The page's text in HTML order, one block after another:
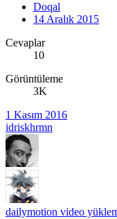
Doqal
14 Aralık 2015
Cevaplar
10
Görüntüleme
3K
1 Kasım 2016
idriskhrmn
dailymotion video